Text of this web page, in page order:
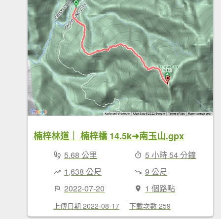
楠梓林道｜ 楠梓橋 14.5k➜南玉山.gpx
5.68 公里
5 小時 54 分鐘
1,638 公尺
9 公尺
2022-07-20
1 個路點
上傳日期 2022-08-17 下載次數 259